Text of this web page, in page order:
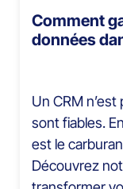
Comment
données
Un CRM
sont fiables.
est le
Découvrez